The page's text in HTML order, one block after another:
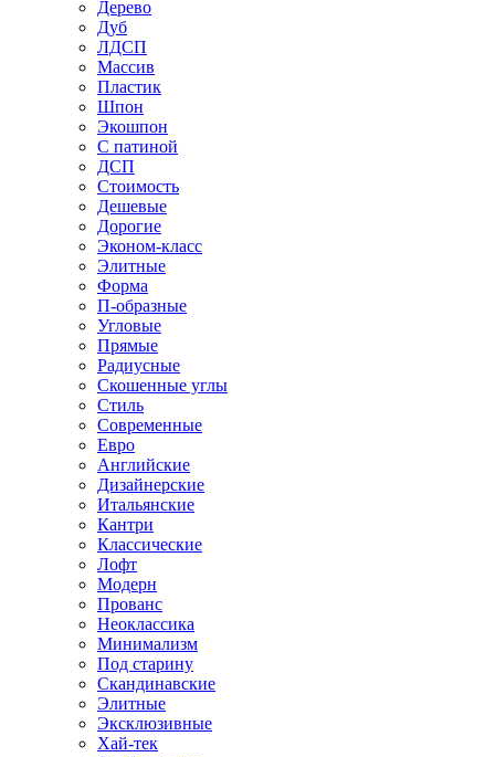
Дерево
Дуб
ЛДСП
Массив
Пластик
Шпон
Экошпон
С патиной
ДСП
Стоимость
Дешевые
Дорогие
Эконом-класс
Элитные
Форма
П-образные
Угловые
Прямые
Радиусные
Скошенные углы
Стиль
Современные
Евро
Английские
Дизайнерские
Итальянские
Кантри
Классические
Лофт
Модерн
Прованс
Неоклассика
Минимализм
Под старину
Скандинавские
Элитные
Эксклюзивные
Хай-тек